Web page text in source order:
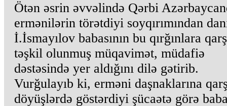
Ötən əsrin əvvəlində Qərbi
ermənilərin törətdiyi soyqırımından
İ.İsmayılov babasının bu qırğınlara
təşkil olunmuş müqavimət, müdafiə
dəstəsində yer aldığını dilə gətirib.
Vurğulayıb ki, erməni daşnaklarına
döyüşlərdə göstərdiyi şücaətə görə